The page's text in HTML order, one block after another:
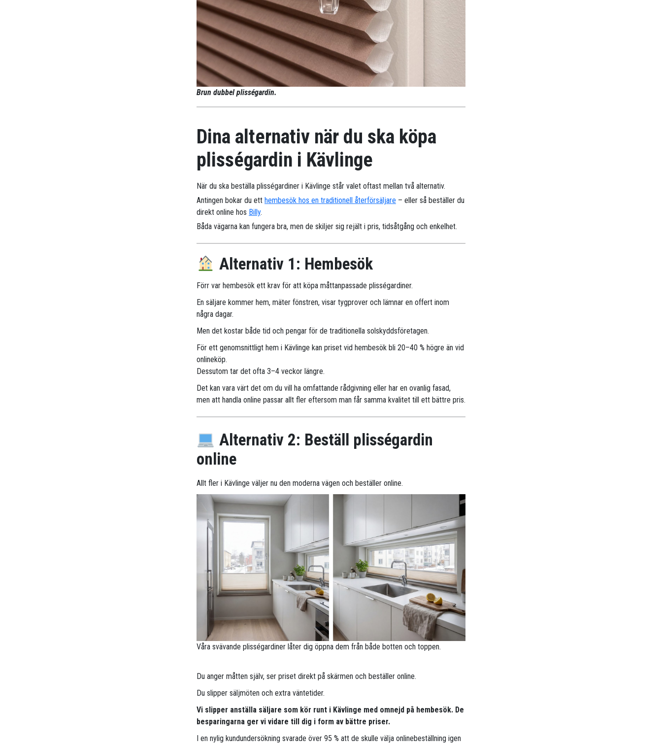
Brun dubbel plisségardin.
Dina alternativ när du ska köpa
plisségardin i Kävlinge
När du ska beställa plisségardiner i Kävlinge står valet oftast mellan två alternativ.
Antingen bokar du ett hembesök hos en traditionell återförsäljare – eller så beställer du
direkt online hos Billy.
Båda vägarna kan fungera bra, men de skiljer sig rejält i pris, tidsåtgång och enkelhet.
Alternativ 1: Hembesök
Förr var hembesök ett krav för att köpa måttanpassade plisségardiner.
En säljare kommer hem, mäter fönstren, visar tygprover och lämnar en offert inom
några dagar.
Men det kostar både tid och pengar för de traditionella solskyddsföretagen.
För ett genomsnittligt hem i Kävlinge kan priset vid hembesök bli 20–40 % högre än vid
onlineköp.
Dessutom tar det ofta 3–4 veckor längre.
Det kan vara värt det om du vill ha omfattande rådgivning eller har en ovanlig fasad,
men att handla online passar allt fler eftersom man får samma kvalitet till ett bättre pris.
Alternativ 2: Beställ plisségardin
online
Allt fler i Kävlinge väljer nu den moderna vägen och beställer online.
Våra svävande plisségardiner låter dig öppna dem från både botten och toppen.
Du anger måtten själv, ser priset direkt på skärmen och beställer online.
Du slipper säljmöten och extra väntetider.
Vi slipper anställa säljare som kör runt i Kävlinge med omnejd på hembesök. De
besparingarna ger vi vidare till dig i form av bättre priser.
I en nylig kundundersökning svarade över 95 % att de skulle välja onlinebeställning igen